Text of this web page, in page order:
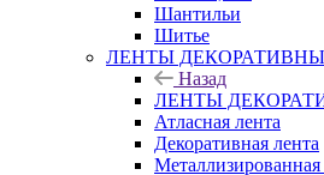
Шантильи
Шитье
ЛЕНТЫ
Назад
ЛЕНТЫ
Атласная лента
Декоративная лента
Металлизированная